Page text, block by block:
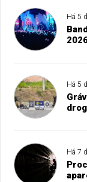
Há 5
Há 5
Há 7